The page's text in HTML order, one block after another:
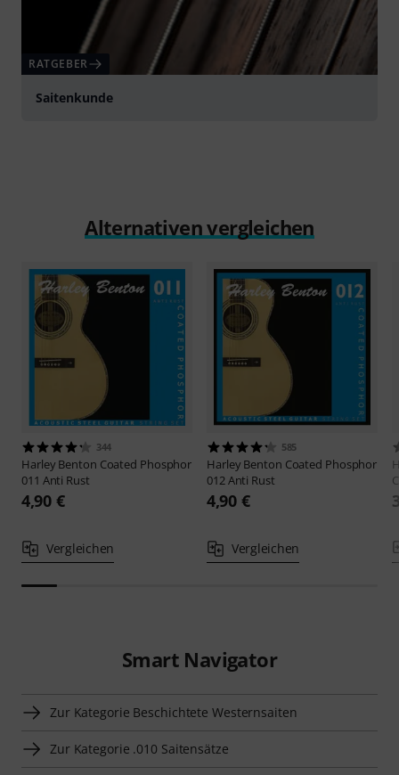
RATGEBER
Saitenkunde
Alternativen vergleichen
344
Harley Benton Coated Phosphor
011 Anti Rust
4,90 €
Vergleichen
585
Harley Benton Coated Phosphor
012 Anti Rust
4,90 €
Vergleichen
Smart Navigator
Zur Kategorie Beschichtete Westernsaiten
Zur Kategorie .010 Saitensätze